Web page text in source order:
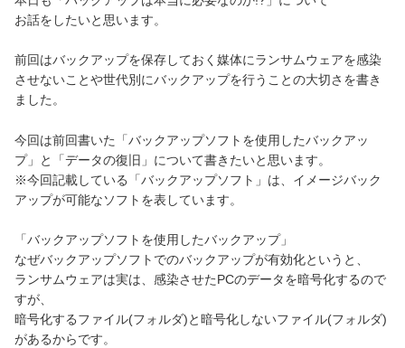
お話をしたいと思います。
前回はバックアップを保存しておく媒体にランサムウェアを感染
させないことや世代別にバックアップを行うことの大切さを書き
ました。
今回は前回書いた「バックアップソフトを使用したバックアッ
プ」と「データの復旧」について書きたいと思います。
※今回記載している「バックアップソフト」は、イメージバック
アップが可能なソフトを表しています。
「バックアップソフトを使用したバックアップ」
なぜバックアップソフトでのバックアップが有効化というと、
ランサムウェアは実は、感染させたPCのデータを暗号化するので
すが、
暗号化するファイル(フォルダ)と暗号化しないファイル(フォルダ)
があるからです。